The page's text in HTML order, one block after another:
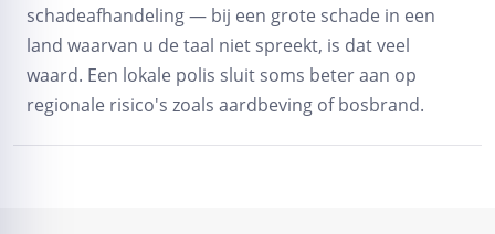
schadeafhandeling — bij een grote schade in een
land waarvan u de taal niet spreekt, is dat veel
waard. Een lokale polis sluit soms beter aan op
regionale risico's zoals aardbeving of bosbrand.